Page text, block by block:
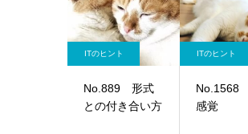
ITのヒント
No.889 形式
との付き合い方
ITのヒント
No.1568
感覚